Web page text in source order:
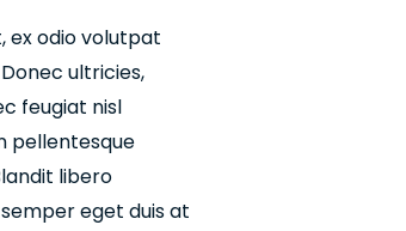
ex odio volutpat
ultricies,
feugiat nisl
pellentesque
libero
eget duis at